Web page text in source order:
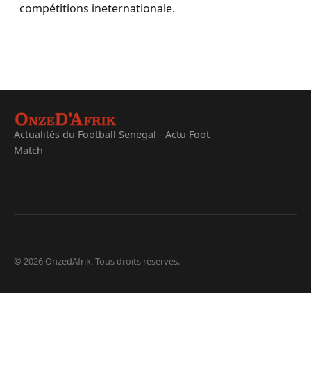
compétitions ineternationale.
Actualités du Football Senegal - Actu Foot
Match
© 2026 OnzedAfrik. Tous droits réservés.